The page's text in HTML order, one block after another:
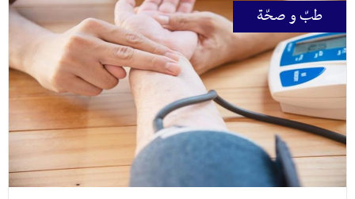
طبّ و صحّة